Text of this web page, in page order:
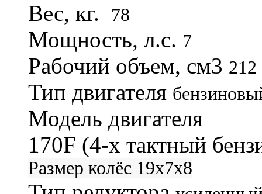
Вес, кг. 78
Мощность, л.с. 7
Рабочий объем, см3 212
Тип двигателя
Модель двигателя
170F (4-х тактный
Размер колёс 19x7x8